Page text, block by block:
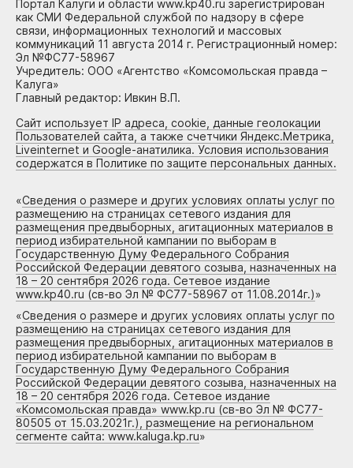
Портал Калуги и области www.kp40.ru зарегистрирован
как СМИ Федеральной службой по надзору в сфере
связи, информационных технологий и массовых
коммуникаций 11 августа 2014 г. Регистрационный номер:
Эл №ФС77-58967
Учредитель: ООО «Агентство «Комсомольская правда –
Калуга»
Главный редактор: Ивкин В.П.
Сайт использует IP адреса, cookie, данные геолокации
Пользователей сайта, а также счетчики Яндекс.Метрика,
Liveinternet и Google-анатилика. Условия использования
содержатся в Политике по защите персональных данных.
«Сведения о размере и других условиях оплаты услуг по
размещению на страницах сетевого издания для
размещения предвыборных, агитационных материалов в
период избирательной кампании по выборам в
Государственную Думу Федерального Собрания
Российской Федерации девятого созыва, назначенных на
18 – 20 сентября 2026 года. Сетевое издание
www.kp40.ru (св-во Эл № ФС77-58967 от 11.08.2014г.)»
«Сведения о размере и других условиях оплаты услуг по
размещению на страницах сетевого издания для
размещения предвыборных, агитационных материалов в
период избирательной кампании по выборам в
Государственную Думу Федерального Собрания
Российской Федерации девятого созыва, назначенных на
18 – 20 сентября 2026 года. Сетевое издание
«Комсомольская правда» www.kp.ru (св-во Эл № ФС77-
80505 от 15.03.2021г.), размещение на региональном
сегменте сайта: www.kaluga.kp.ru»